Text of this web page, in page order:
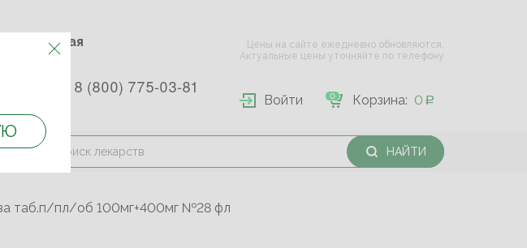
47
Цены на сайте ежедневно обновляются.
Актуальные цены уточняйте по телефону
90-85 8 (800) 775-03-81
Войти Корзина: 0
0
НАЙТИ
таб.п/пл/об 100мг+400мг №28 фл